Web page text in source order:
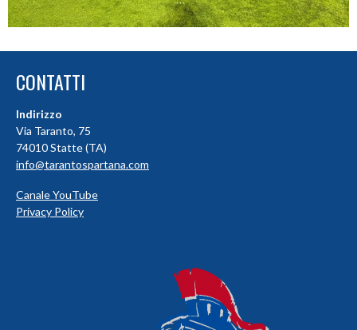
CONTATTI
Indirizzo
Via Taranto, 75
74010 Statte (TA)
info@tarantospartana.com
Canale YouTube
Privacy Policy